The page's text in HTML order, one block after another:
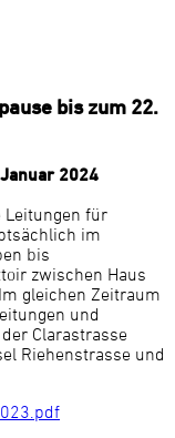
bis zum 22.
2024
Leitungen für
im
bis
zwischen Haus
gleichen Zeitraum
und
Clarastrasse
Riehenstrasse und